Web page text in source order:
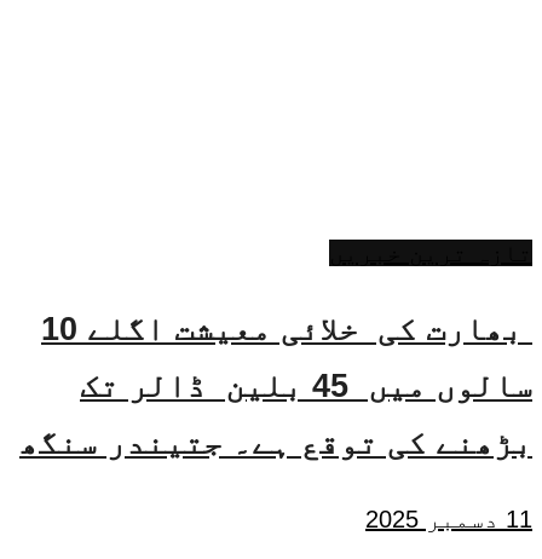
بھارت کی خلائی معیشت اگلے 10
سالوں میں 45 بلین ڈالر تک
بڑھنے کی توقع ہے۔ جتیندر سنگھ
11 دسمبر 2025